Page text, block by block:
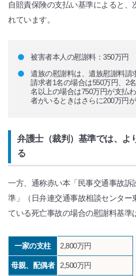
自賠責保険の支払い基準によると、
れています。
被害者本人の慰謝料：350万円
遺族の慰謝料は、遺族慰謝料請
請求者1名の場合は550万円、2
名以上の場合は750万円が支払
者がいるときはさらに200万円が
弁護士（裁判）基準では、よ
る
一方、通称赤い本「民事交通事故訴
準」（日弁連交通事故相談センター
ている死亡事故の場合の慰謝料基準
一家の支柱 2,800万円
母親、配偶者 2,500万円